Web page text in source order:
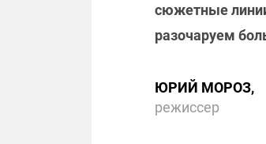
сюжетные
разочаруем
ЮРИЙ МОРОЗ,
режиссер